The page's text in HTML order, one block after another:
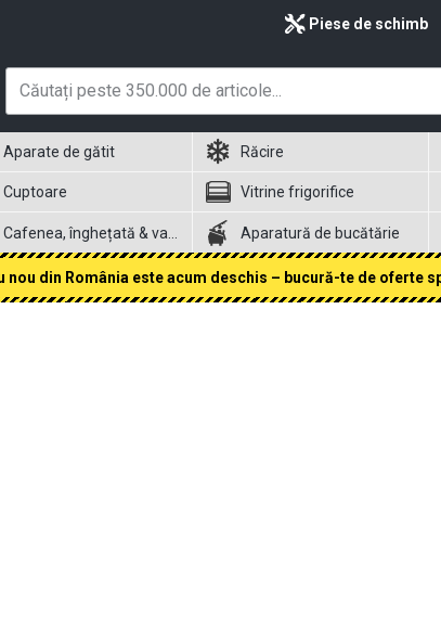
Piese de schimb
Aparate de gătit Răcire
Cuptoare Vitrine frigorifice
Aparatură de bucătărie
nou din România este acum deschis – bucură-te de